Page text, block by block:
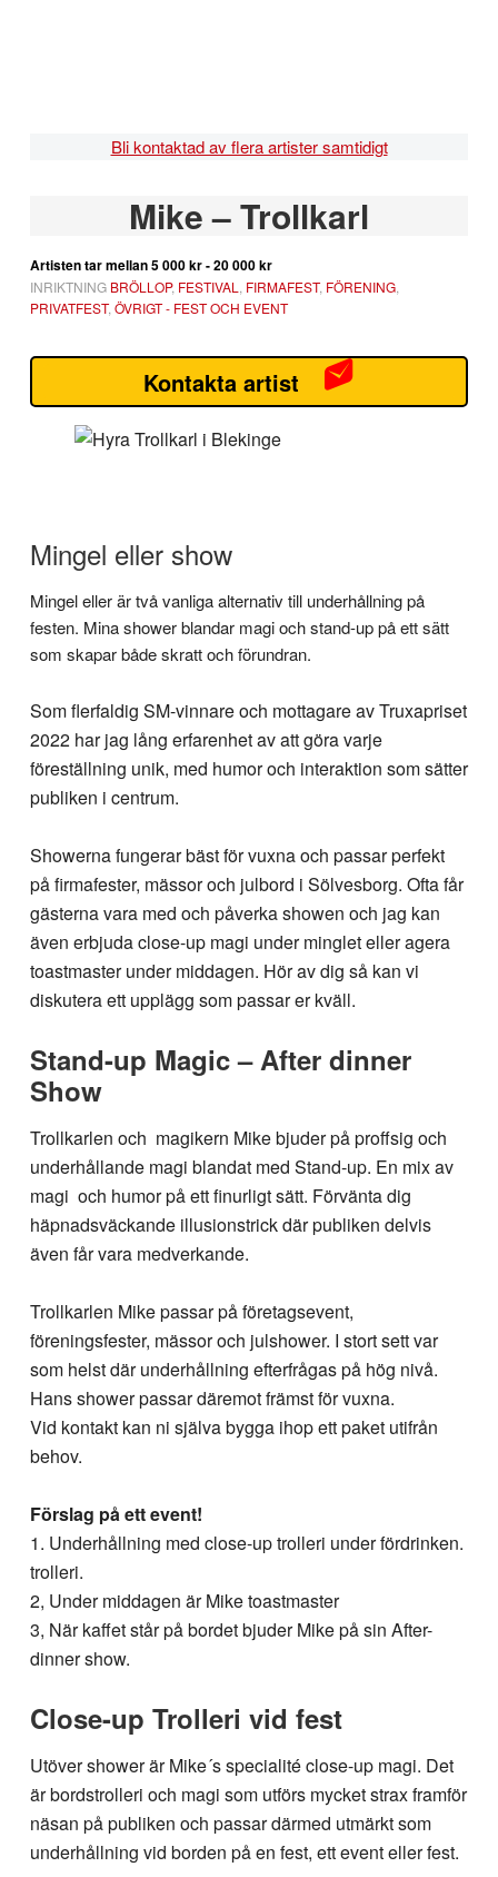
Bli kontaktad av flera artister samtidigt
Mike – Trollkarl
Artisten tar mellan5 000 kr - 20 000 kr
INRIKTNING BRÖLLOP, FESTIVAL, FIRMAFEST, FÖRENING,
PRIVATFEST,ÖVRIGT - FEST OCH EVENT
Kontakta artist
Mingel eller show
Mingel eller är två vanliga alternativ till underhållning på
festen. Mina shower blandar magi och stand-up på ett sätt
som skapar både skratt och förundran.
Som flerfaldig SM-vinnare och mottagare av Truxapriset
2022 har jag lång erfarenhet av att göra varje
föreställning unik, med humor och interaktion som sätter
publiken i centrum.
Showerna fungerar bäst för vuxna och passar perfekt
på firmafester, mässor och julbord i Sölvesborg. Ofta får
gästerna vara med och påverka showen och jag kan
även erbjuda close-up magi under minglet eller agera
toastmaster under middagen. Hör av dig så kan vi
diskutera ett upplägg som passar er kväll.
Stand-up Magic – After dinner
Show
Trollkarlen och magikern Mike bjuder på proffsig och
underhållande magi blandat med Stand-up. En mix av
magi och humor på ett finurligt sätt. Förvänta dig
häpnadsväckande illusionstrick där publiken delvis
även får vara medverkande.
Trollkarlen Mike passar på företagsevent,
föreningsfester, mässor och julshower. I stort sett var
som helst där underhållning efterfrågas på hög nivå.
Hans shower passar däremot främst för vuxna.
Vid kontakt kan ni själva bygga ihop ett paket utifrån
behov.
Förslag på ett event!
1. Underhållning med close-up trolleri under fördrinken.
trolleri.
2, Under middagen är Mike toastmaster
3, När kaffet står på bordet bjuder Mike på sin After-
dinner show.
Close-up Trolleri vid fest
Utöver shower är Mike´s specialité close-up magi. Det
är bordstrolleri och magi som utförs mycket strax framför
näsan på publiken och passar därmed utmärkt som
underhållning vid borden på en fest, ett event eller fest.